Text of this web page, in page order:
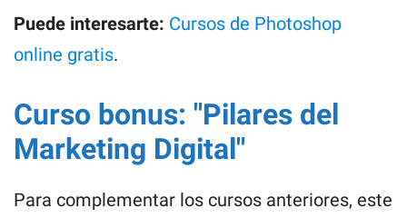
Puede interesarte: Cursos de Photoshop
online gratis.
Curso bonus: "Pilares del
Marketing Digital"
Para complementar los cursos anteriores, este